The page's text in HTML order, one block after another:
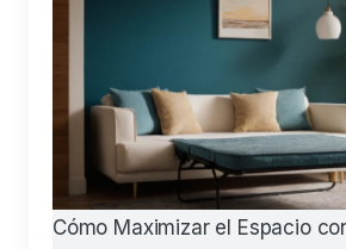
Cómo Maximizar el Espacio